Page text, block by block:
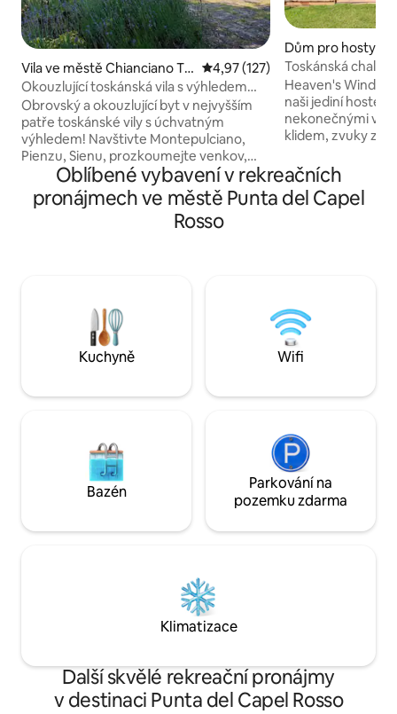
Vila ve městě Chianciano Te
rme
Průměrné hodnocení 4,97 z 5,
4,97 (127)
Okouzlující toskánská vila s výhledem
pro rodinu a přátele
Obrovský a okouzlující byt v nejvyšším
patře toskánské vily s úchvatným
výhledem! Navštivte Montepulciano,
Pienzu, Sienu, prozkoumejte venkov,
vinice a horké prameny, vydejte se na
pěší túru nebo na projížďku na
elektrokole, projděte se nebo se
projeďte autem! Dvě prostorné apartmá
Můžeme pro vás zajistit návštěvy
vinařství a ochutnávky, kurzy vaření a
soukromé večeře. NOVINKA: Vířivka
s výhledem na zelený kopec! Zažij
hostitelem!
Dům pro hosty
acciano
Toskánská
výhledem
Heaven's
naši jediní hosté
nekonečnými
klidem, zvuky
procházkách
fretky a divoká
dikobrazi brky.
s vynikajícími víny.
Oblíbené vybavení v rekreačních
pronájmech ve městě Punta del Capel
Rosso
Kuchyně Wifi
Bazén
Parkování na
pozemku zdarma
Klimatizace
Další skvělé rekreační pronájmy
v destinaci Punta del Capel Rosso